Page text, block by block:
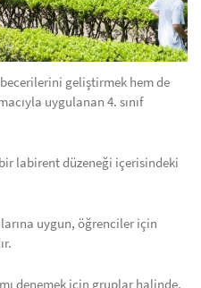
geliştirmek hem de
uygulanan 4. sınıf
labirent düzeneği içerisindeki
uygun, öğrenciler için
denemek için gruplar halinde,